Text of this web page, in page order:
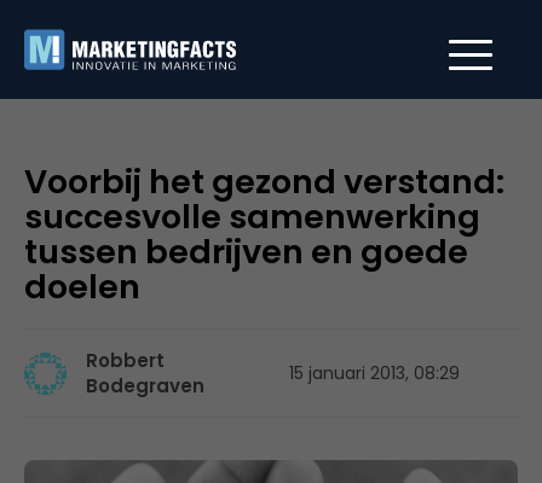
Voorbij het gezond verstand:
succesvolle samenwerking
tussen bedrijven en goede
doelen
Robbert
Bodegraven
15 januari 2013, 08:29